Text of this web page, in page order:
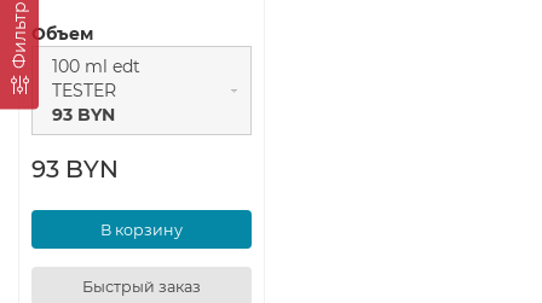
ФильтрОбъем
100 ml edt
TESTER
93 BYN
93 BYN
В корзину
Быстрый заказ